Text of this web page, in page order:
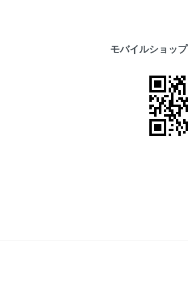
モバイルショップ